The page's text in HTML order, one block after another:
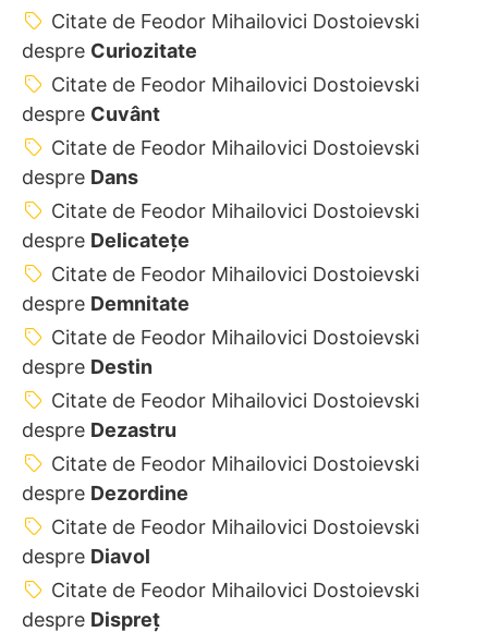
Citate de Feodor Mihailovici Dostoievski
despre Curiozitate
Citate de Feodor Mihailovici Dostoievski
despre Cuvânt
Citate de Feodor Mihailovici Dostoievski
despre Dans
Citate de Feodor Mihailovici Dostoievski
despre Delicateţe
Citate de Feodor Mihailovici Dostoievski
despre Demnitate
Citate de Feodor Mihailovici Dostoievski
despre Destin
Citate de Feodor Mihailovici Dostoievski
despre Dezastru
Citate de Feodor Mihailovici Dostoievski
despre Dezordine
Citate de Feodor Mihailovici Dostoievski
despre Diavol
Citate de Feodor Mihailovici Dostoievski
despre Dispreț